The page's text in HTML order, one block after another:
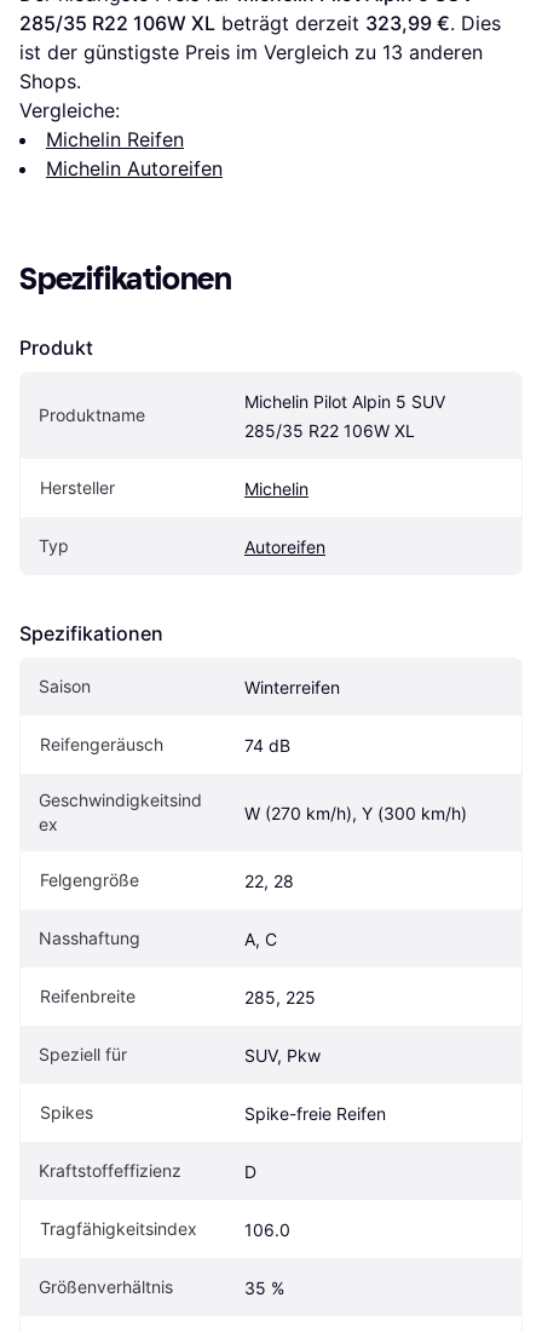
285/35 R22 106W XL beträgt derzeit 323,99 €. Dies
ist der günstigste Preis im Vergleich zu 13 anderen
Shops.
Vergleiche:
Michelin Reifen
Michelin Autoreifen
Spezifikationen
Produkt
Produktname
Michelin Pilot Alpin 5 SUV
285/35 R22 106W XL
Hersteller Michelin
Typ Autoreifen
Spezifikationen
Saison Winterreifen
Reifengeräusch 74 dB
Geschwindigkeitsind
ex
W (270 km/h), Y (300 km/h)
Felgengröße 22, 28
Nasshaftung A, C
Reifenbreite 285, 225
Speziell für SUV, Pkw
Spikes Spike-freie Reifen
Kraftstoffeffizienz D
Tragfähigkeitsindex 106.0
Größenverhältnis 35 %